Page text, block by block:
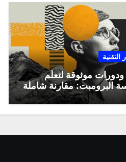
التقنية
ودورات موثوقة لتعلّم
البرومبت: مقارنة شاملة